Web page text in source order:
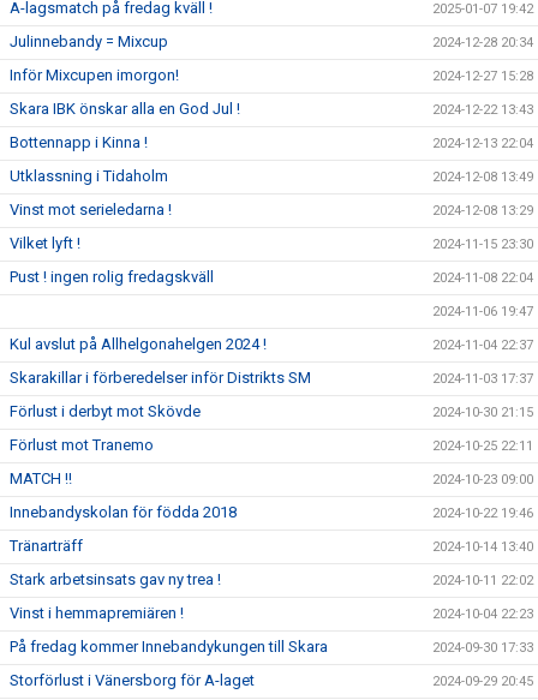
A-lagsmatch på fredag kväll ! 2025-01-07 19:42
Julinnebandy = Mixcup 2024-12-28 20:34
Inför Mixcupen imorgon! 2024-12-27 15:28
Skara IBK önskar alla en God Jul ! 2024-12-22 13:43
Bottennapp i Kinna ! 2024-12-13 22:04
Utklassning i Tidaholm 2024-12-08 13:49
Vinst mot serieledarna ! 2024-12-08 13:29
Vilket lyft ! 2024-11-15 23:30
Pust ! ingen rolig fredagskväll 2024-11-08 22:04
2024-11-06 19:47
Kul avslut på Allhelgonahelgen 2024 ! 2024-11-04 22:37
Skarakillar i förberedelser inför Distrikts SM 2024-11-03 17:37
Förlust i derbyt mot Skövde 2024-10-30 21:15
Förlust mot Tranemo 2024-10-25 22:11
MATCH !! 2024-10-23 09:00
Innebandyskolan för födda 2018 2024-10-22 19:46
Tränarträff 2024-10-14 13:40
Stark arbetsinsats gav ny trea ! 2024-10-11 22:02
Vinst i hemmapremiären ! 2024-10-04 22:23
På fredag kommer Innebandykungen till Skara 2024-09-30 17:33
Storförlust i Vänersborg för A-laget 2024-09-29 20:45